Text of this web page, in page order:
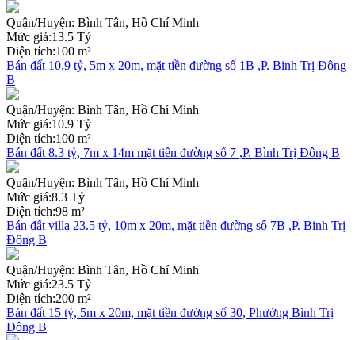
Quận/Huyện: Bình Tân, Hồ Chí Minh
Mức giá:13.5 Tỷ
Diện tích:100 m²
Bán đất 10.9 tỷ, 5m x 20m, mặt tiền đường số 1B ,P. Binh Trị Đông
B
Quận/Huyện: Bình Tân, Hồ Chí Minh
Mức giá:10.9 Tỷ
Diện tích:100 m²
Bán đất 8.3 tỷ, 7m x 14m mặt tiền đường số 7 ,P. Bình Trị Đông B
Quận/Huyện: Bình Tân, Hồ Chí Minh
Mức giá:8.3 Tỷ
Diện tích:98 m²
Bán đất villa 23.5 tỷ, 10m x 20m, mặt tiền đường số 7B ,P. Binh Trị
Đông B
Quận/Huyện: Bình Tân, Hồ Chí Minh
Mức giá:23.5 Tỷ
Diện tích:200 m²
Bán đất 15 tỷ, 5m x 20m, mặt tiền đường số 30, Phường Bình Trị
Đông B